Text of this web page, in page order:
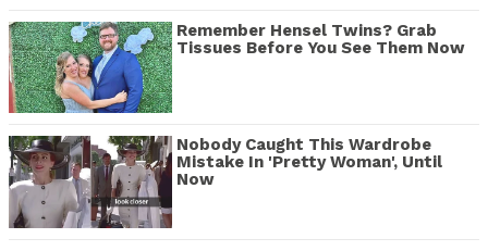
Remember Hensel Twins? Grab
Tissues Before You See Them Now
Nobody Caught This Wardrobe
Mistake In 'Pretty Woman', Until
Now